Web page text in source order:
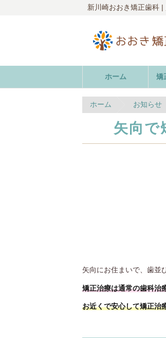
新川崎おおき矯正歯科
ホーム 矯
ホーム お知らせ
矢向で
矢向にお住まいで、歯並
矯正治療は通常の歯科治
お近くで安心して矯正治